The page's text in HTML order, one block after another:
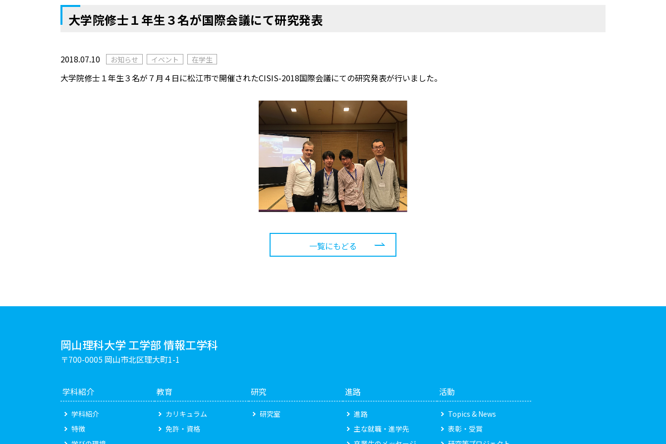
大学院修士１年生３名が国際会議にて研究発表
2018.07.10 お知らせ イベント 在学生
大学院修士１年生３名が７月４日に松江市で開催されたCISIS-2018国際会議にての研究発表が行いました。
一覧にもどる
岡山理科大学 工学部 情報工学科
〒700-0005 岡山市北区理大町1-1
学科紹介
学科紹介
特徴
教育
カリキュラム
免許・資格
研究
研究室
進路
進路
主な就職・進学先
活動
Topics & News
表彰・受賞